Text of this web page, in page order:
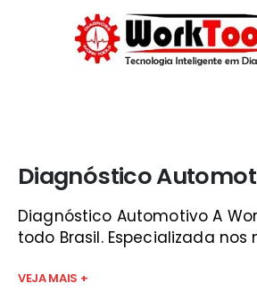
Diagnóstico
Diagnóstico Automotivo A
todo Brasil. Especializada
VEJA MAIS +